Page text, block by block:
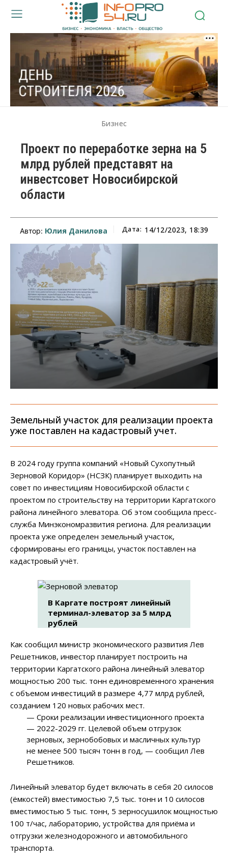
Бизнес
Проект по переработке зерна на 5
млрд рублей представят на
инвестсовет Новосибирской
области
Автор: Юлия Данилова Дата: 14/12/2023, 18:39
Земельный участок для реализации проекта
уже поставлен на кадастровый учет.
В 2024 году группа компаний «Новый Сухопутный
Зерновой Коридор» (НСЗК) планирует выходить на
совет по инвестициям Новосибирской области с
проектом по строительству на территории Каргатского
района линейного элеватора. Об этом сообщила пресс-
служба Минэкономразвития региона. Для реализации
проекта уже определен земельный участок,
сформированы его границы, участок поставлен на
кадастровый учёт.
В Каргате построят линейный
терминал-элеватор за 5 млрд
рублей
Как сообщил министр экономического развития Лев
Решетников, инвестор планирует построить на
территории Каргатского района линейный элеватор
мощностью 200 тыс. тонн единовременного хранения
с объемом инвестиций в размере 4,77 млрд рублей,
созданием 120 новых рабочих мест.
— Сроки реализации инвестиционного проекта
— 2022-2029 гг. Целевой объем отгрузок
зерновых, зернобобовых и масличных культур
не менее 500 тысяч тонн в год, — сообщил Лев
Решетников.
Линейный элеватор будет включать в себя 20 силосов
(ёмкостей) вместимостью 7,5 тыс. тонн и 10 силосов
вместимостью 5 тыс. тонн, 5 зерносушилок мощностью
100 т/час, лабораторию, устройства для приёма и
отгрузки железнодорожного и автомобильного
транспорта.